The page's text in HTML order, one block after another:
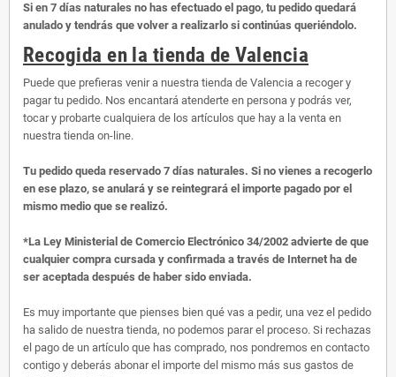
Si en 7 días naturales no has efectuado el pago, tu pedido quedará
anulado y tendrás que volver a realizarlo si continúas queriéndolo.
Recogida en la tienda de Valencia
Puede que prefieras venir a nuestra tienda de Valencia a recoger y
pagar tu pedido. Nos encantará atenderte en persona y podrás ver,
tocar y probarte cualquiera de los artículos que hay a la venta en
nuestra tienda on-line.
Tu pedido queda reservado 7 días naturales. Si no vienes a recogerlo
en ese plazo, se anulará y se reintegrará el importe pagado por el
mismo medio que se realizó.
*La Ley Ministerial de Comercio Electrónico 34/2002 advierte de que
cualquier compra cursada y confirmada a través de Internet ha de
ser aceptada después de haber sido enviada.
Es muy importante que pienses bien qué vas a pedir, una vez el pedido
ha salido de nuestra tienda, no podemos parar el proceso. Si rechazas
el pago de un artículo que has comprado, nos pondremos en contacto
contigo y deberás abonar el importe del mismo más sus gastos de